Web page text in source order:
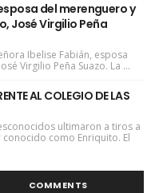
del merenguero y
José Virgilio Peña
Ibelise Fabián, esposa
Virgilio Peña Suazo. La ...
AL COLEGIO DE LAS
ultimaron a tiros a
como Enriquito. El
COMMENTS